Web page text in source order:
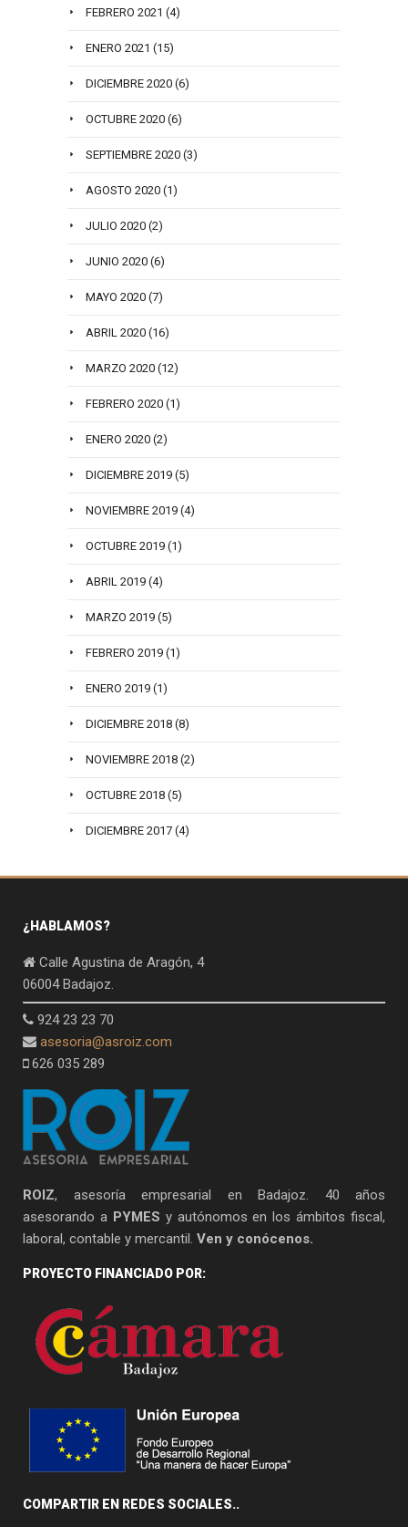
FEBRERO 2021 (4)
ENERO 2021 (15)
DICIEMBRE 2020 (6)
OCTUBRE 2020 (6)
SEPTIEMBRE 2020 (3)
AGOSTO 2020 (1)
JULIO 2020 (2)
JUNIO 2020 (6)
MAYO 2020 (7)
ABRIL 2020 (16)
MARZO 2020 (12)
FEBRERO 2020 (1)
ENERO 2020 (2)
DICIEMBRE 2019 (5)
NOVIEMBRE 2019 (4)
OCTUBRE 2019 (1)
ABRIL 2019 (4)
MARZO 2019 (5)
FEBRERO 2019 (1)
ENERO 2019 (1)
DICIEMBRE 2018 (8)
NOVIEMBRE 2018 (2)
OCTUBRE 2018 (5)
DICIEMBRE 2017 (4)
¿HABLAMOS?
Calle Agustina de Aragón, 4
06004 Badajoz.
924 23 23 70
asesoria@asroiz.com
626 035 289
ROIZ, asesoría empresarial en Badajoz. 40 años
asesorando a PYMES y autónomos en los ámbitos fiscal,
laboral, contable y mercantil. Ven y conócenos.
PROYECTO FINANCIADO POR:
COMPARTIR EN REDES SOCIALES..